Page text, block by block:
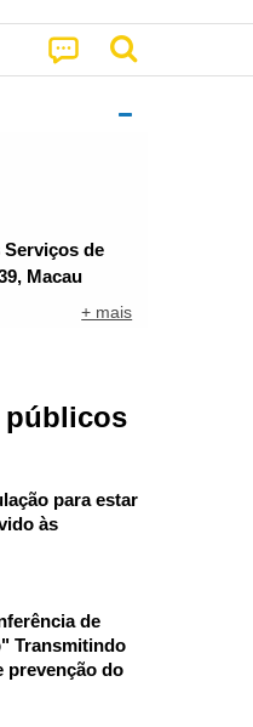
de
Macau
+ mais
públicos
para estar
às
de
Transmitindo
prevenção do